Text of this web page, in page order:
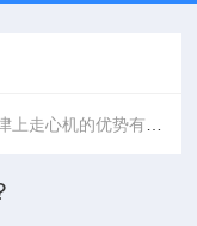
走心机的优势有哪些？